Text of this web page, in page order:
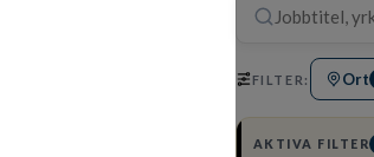
FILTER: Ort
AKTIVA FILTER